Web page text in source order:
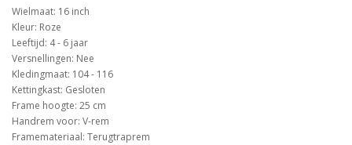
Wielmaat: 16 inch
Kleur: Roze
Leeftijd: 4 - 6 jaar
Versnellingen: Nee
Kledingmaat: 104 - 116
Kettingkast: Gesloten
Frame hoogte: 25 cm
Handrem voor: V-rem
Framemateriaal: Terugtraprem